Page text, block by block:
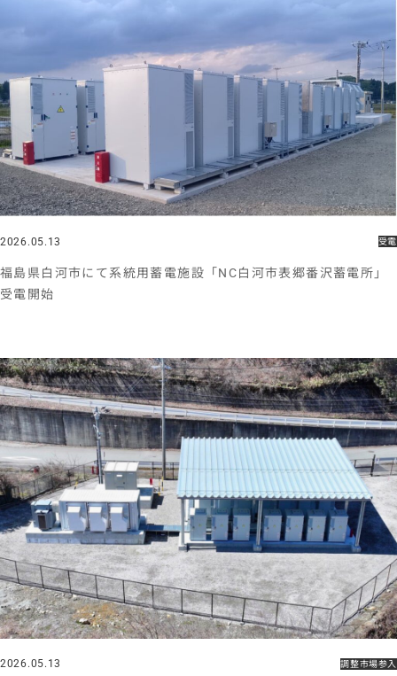
2026.05.13 受電
福島県白河市にて系統用蓄電施設「NC白河市表郷番沢蓄電所」
受電開始
2026.05.13 調整市場参入